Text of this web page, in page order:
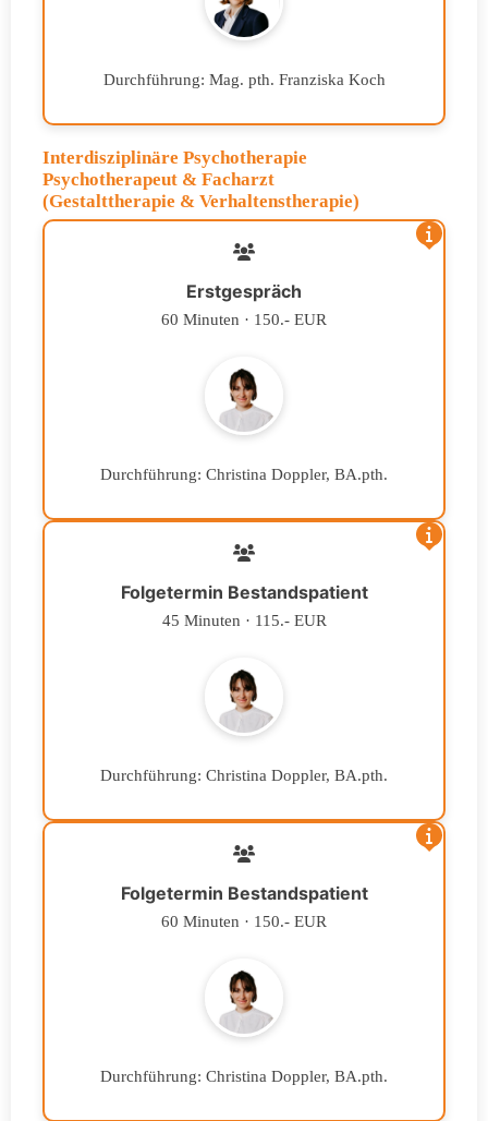
Durchführung: Mag. pth. Franziska Koch
Interdisziplinäre Psychotherapie
Psychotherapeut & Facharzt
(Gestalttherapie & Verhaltenstherapie)
Erstgespräch
60 Minuten · 150.- EUR
Durchführung: Christina Doppler, BA.pth.
Folgetermin Bestandspatient
45 Minuten · 115.- EUR
Durchführung: Christina Doppler, BA.pth.
Folgetermin Bestandspatient
60 Minuten · 150.- EUR
Durchführung: Christina Doppler, BA.pth.